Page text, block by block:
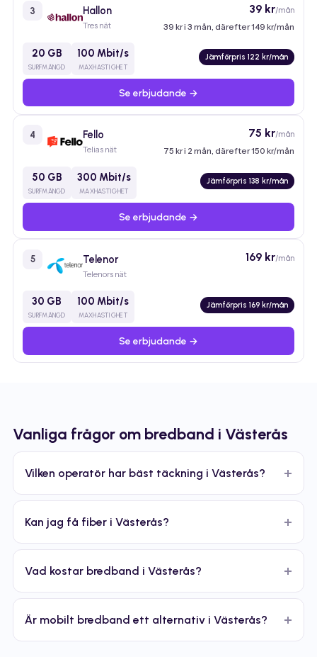
3 Hallon
Tres nät
20 GB
SURFMÄNGD
100 Mbit/s
MAXHASTIGHET
39 kr/mån
39 kr i 3 mån, därefter 149 kr/mån
Jämförpris 122 kr/mån
Se erbjudande →
4 Fello
Telias nät
50 GB
SURFMÄNGD
300 Mbit/s
MAXHASTIGHET
75 kr/mån
75 kr i 2 mån, därefter 150 kr/mån
Jämförpris 138 kr/mån
Se erbjudande →
5 Telenor
Telenors nät
30 GB
SURFMÄNGD
100 Mbit/s
MAXHASTIGHET
169 kr/mån
Jämförpris 169 kr/mån
Se erbjudande →
Vanliga frågor om bredband i Västerås
Vilken operatör har bäst täckning i Västerås?
Kan jag få fiber i Västerås?
Vad kostar bredband i Västerås?
Är mobilt bredband ett alternativ i Västerås?